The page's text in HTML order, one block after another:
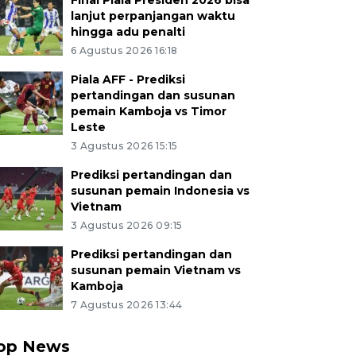
lanjut perpanjangan waktu
hingga adu penalti
6 Agustus 2026 16:18
Piala AFF - Prediksi
pertandingan dan susunan
pemain Kamboja vs Timor
Leste
3 Agustus 2026 15:15
Prediksi pertandingan dan
susunan pemain Indonesia vs
Vietnam
3 Agustus 2026 09:15
Prediksi pertandingan dan
susunan pemain Vietnam vs
Kamboja
7 Agustus 2026 13:44
News